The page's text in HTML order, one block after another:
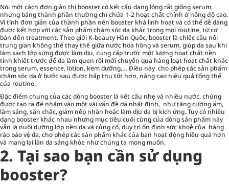
Nói một cách đơn giản thì booster có kết cấu dạng lỏng rất giống serum,
nhưng bảng thành phần thường chỉ chứa 1-2 hoạt chất chính ở nồng độ cao.
Vì tính đơn giản của thành phần nên booster khá linh hoạt và có thể dễ dàng
được kết hợp với các sản phẩm chăm sóc da khác trong mọi routine, từ cơ
bản đến treatment. Theo giới K-beauty Hàn Quốc, booster là chiếc cầu nối
trung gian không thể thay thế giữa nước hoa hồng và serum, giúp da sau khi
làm sạch lớp sừng được làm dịu, cung cấp trước một lượng hoạt chất nền
tinh khiết trước để da làm quen rồi mới chuyển qua hàng loạt hoạt chất khác
trong serum, essence, lotion, kem dưỡng,… Điều này cho phép các sản phẩm
chăm sóc da ở bước sau được hấp thụ tốt hơn, nâng cao hiệu quả tổng thể
của routine.
Đặc điểm chung của các dòng booster là kết cấu nhẹ và nhiều nước, chúng
được tạo ra để nhắm vào một vài vấn đề da nhất định, như tăng cường ẩm,
làm sáng, săn chắc, giảm nếp nhăn hoặc làm dịu da bị kích ứng. Tuy có nhiều
dạng booster khác nhau nhưng mục tiêu cuối cùng của dòng sản phẩm này
vẫn là nuôi dưỡng lớp nền da và củng cố, duy trì ổn định sức khoẻ của hàng
rào bảo vệ da, cho phép các sản phẩm khác của bạn hoạt động hiệu quả hơn
và mang lại làn da sáng khỏe như chúng ta mong muốn.
2. Tại sao bạn cần sử dụng
booster?